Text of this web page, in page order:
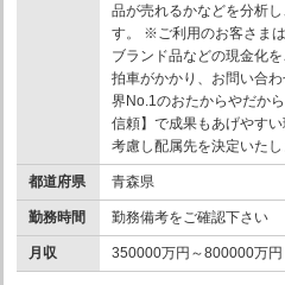
品が売れるかなどを分析
す。 ※ご利用のお客さま
ブランド品などの現金化
拍車がかかり、お問い合
界No.1のおたからやだか
信頼】で成果もあげやす
考慮し配属先を決定いたし
都道府県 青森県
勤務時間 勤務備考をご確認下さい
月収 350000万円～800000万円